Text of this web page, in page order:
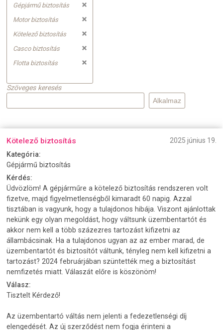
Gépjármű biztosítás
Motor biztosítás
Kötelező biztosítás
Casco biztosítás
Flotta biztosítás
Szöveges keresés
Kötelező biztosítás
2025 június 19.
Kategória:
Gépjármű biztosítás
Kérdés:
Üdvözlöm! A gépjárműre a kötelező biztosítás rendszeren volt
fizetve, majd figyelmetlenségből kimaradt 60 napig. Azzal
tisztában is vagyunk, hogy a tulajdonos hibája. Viszont ajánlottak
nekünk egy olyan megoldást, hogy váltsunk üzembentartót és
akkor nem kell a több százezres tartozást kifizetni az
állambácsinak. Ha a tulajdonos ugyan az az ember marad, de
üzembentartót és biztosítót váltunk, tényleg nem kell kifizetni a
tartozást? 2024 februárjában szüntették meg a biztosítást
nemfizetés miatt. Válaszát előre is köszönöm!
Válasz:
Tisztelt Kérdező!
Az üzembentartó váltás nem jelenti a fedezetlenségi díj
elengedését. Az új szerződést nem fogja érinteni a